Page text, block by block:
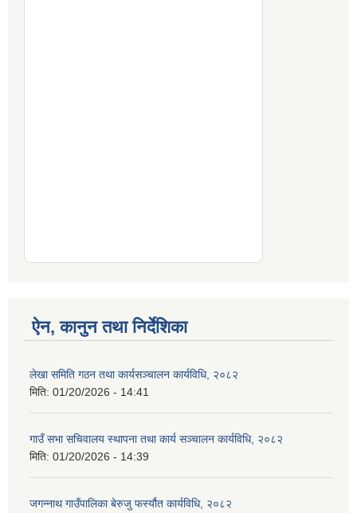
ऐन, कानुन तथा निर्देशिका
लेखा समिति गठन तथा कार्यसञ्चालन कार्यविधि, २०८२
मिति: 01/20/2026 - 14:41
गाउँ सभा सचिवालय स्थापना तथा कार्य सञ्चालन कार्यविधि, २०८२
मिति: 01/20/2026 - 14:39
जगन्नाथ गाउँपालिका बेरुजु फर्स्यौत कार्यविधि, २०८२